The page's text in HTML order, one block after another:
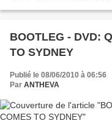
BOOTLEG - DVD:
TO SYDNEY
Publié le 08/06/2010 à 06:56
Par ANTHEVA